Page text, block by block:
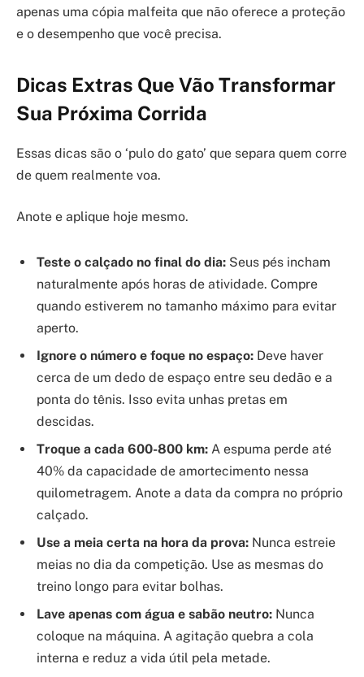
apenas uma cópia malfeita que não oferece a proteção
e o desempenho que você precisa.
Dicas Extras Que Vão Transformar
Sua Próxima Corrida
Essas dicas são o ‘pulo do gato’ que separa quem corre
de quem realmente voa.
Anote e aplique hoje mesmo.
Teste o calçado no final do dia: Seus pés incham
naturalmente após horas de atividade. Compre
quando estiverem no tamanho máximo para evitar
aperto.
Ignore o número e foque no espaço: Deve haver
cerca de um dedo de espaço entre seu dedão e a
ponta do tênis. Isso evita unhas pretas em
descidas.
Troque a cada 600-800 km: A espuma perde até
40% da capacidade de amortecimento nessa
quilometragem. Anote a data da compra no próprio
calçado.
Use a meia certa na hora da prova: Nunca estreie
meias no dia da competição. Use as mesmas do
treino longo para evitar bolhas.
Lave apenas com água e sabão neutro: Nunca
coloque na máquina. A agitação quebra a cola
interna e reduz a vida útil pela metade.